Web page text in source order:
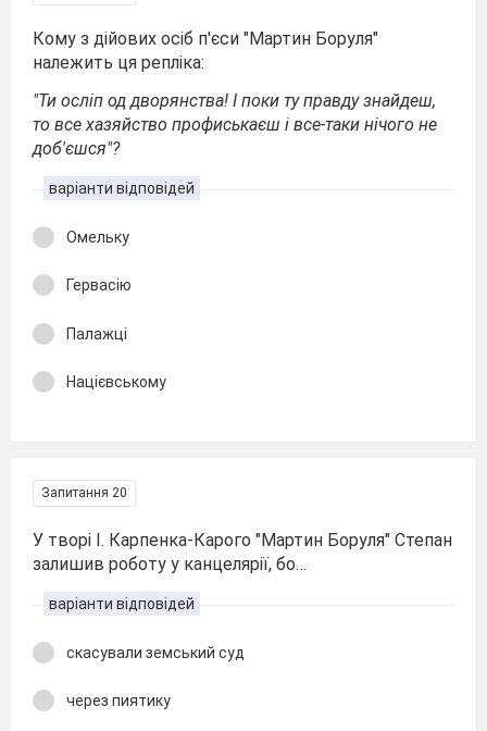
Кому з дійових осіб п'єси "Мартин Боруля"
належить ця репліка:
"Ти осліп од дворянства! І поки ту правду знайдеш,
то все хазяйство профиськаєш і все-таки нічого не
доб'єшся"?
варіанти відповідей
Омельку
Гервасію
Палажці
Націєвському
Запитання 20
У творі І. Карпенка-Карого "Мартин Боруля" Степан
залишив роботу у канцелярії, бо…
варіанти відповідей
скасували земський суд
через пиятику